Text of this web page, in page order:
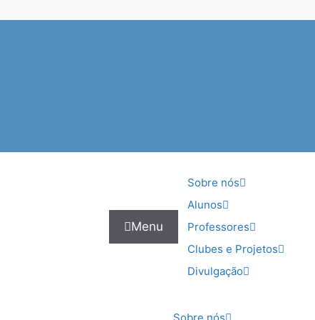
Menu
Sobre nós
Alunos
Professores
Clubes e Projetos
Divulgação